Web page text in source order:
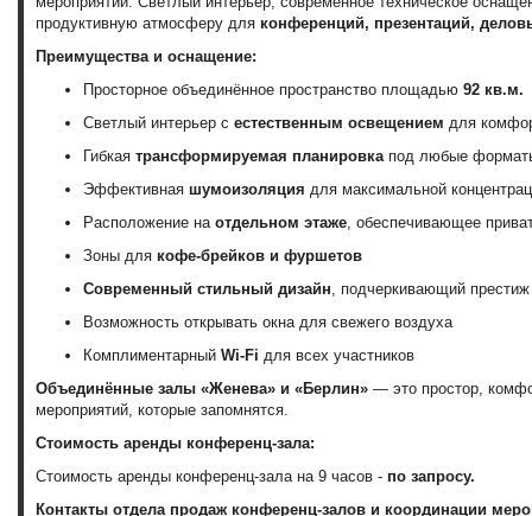
продуктивную атмосферу для конференций, презентаций,
Преимущества и оснащение:
Просторное объединённое пространство площадью 92 кв.м.
Светлый интерьер с естественным освещением для
Гибкая трансформируемая планировкапод любые
Эффективная шумоизоляция для максимальной
Расположение наотдельном этаже, обеспечивающее
Зоны для кофе-брейков и фуршетов
Современный стильный дизайн, подчеркивающий
Возможность открывать окна для свежего воздуха
Комплиментарный Wi-Fi для всех участников
Объединённые залы «Женева» и «Берлин» — это простор,
мероприятий, которые запомнятся.
Стоимость аренды конференц-зала:
Стоимость аренды конференц-зала на 9 часов - по запросу.
Контакты отдела продаж конференц-залов и координации